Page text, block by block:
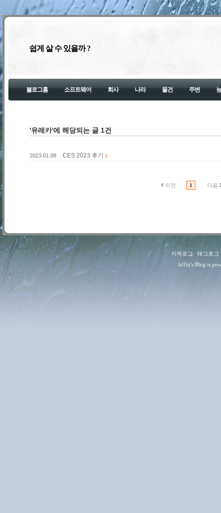
쉽게 살 수 있을까 ?
블로그홈 소프트웨어 회사 나라 물건 주변
'유레카'에 해당되는 글 1건
2023.01.08 CES 2023 후기 6
이전 1 다음
지역로그: 태그로그
hl1itj's Blog is